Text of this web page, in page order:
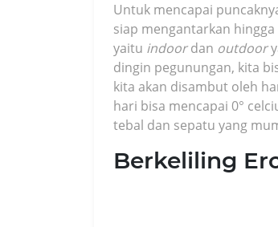
Untuk mencapai
siap mengantarkan
yaitu indoordan outdoor
dingin pegunungan, kita
kita akan disambut oleh
hari bisa mencapai 0°
tebal dan sepatu yang
Berkeliling